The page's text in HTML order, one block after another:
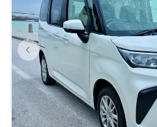
Previous slide